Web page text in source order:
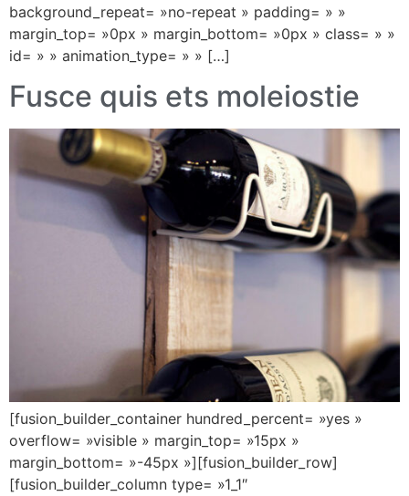
background_repeat= »no-repeat » padding= » »
margin_top= »0px » margin_bottom= »0px » class= » »
id= » » animation_type= » » […]
Fusce quis ets moleiostie
[fusion_builder_container hundred_percent= »yes »
overflow= »visible » margin_top= »15px »
margin_bottom= »-45px »][fusion_builder_row]
[fusion_builder_column type= »1_1″